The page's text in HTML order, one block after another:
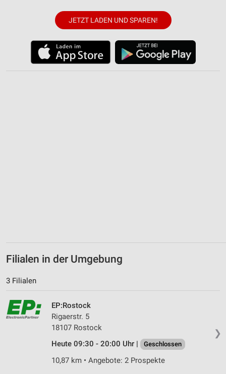
JETZT LADEN UND SPAREN!
Filialen in der Umgebung
3 Filialen
❯
EP:Rostock
Rigaerstr. 5
18107 Rostock
Heute 09:30 - 20:00 Uhr |
Geschlossen
10,87 km • Angebote: 2 Prospekte
Verwendung reduzierter Daten zur Auswahl von
IAB-Besonderheiten:
Verwendung genauer Standortdaten